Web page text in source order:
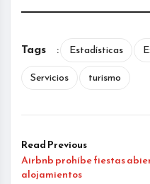
Tags : Estadísticas
Servicios
turismo
Read Previous
Airbnb prohíbe fiestas
alojamientos